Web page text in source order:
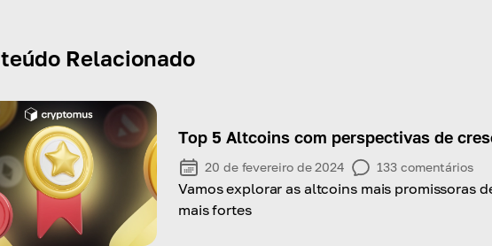
Relacionado
Top 5 Altcoins com perspectivas de
20 de fevereiro de 2024 133 comentários
Vamos explorar as altcoins mais promissoras
mais fortes